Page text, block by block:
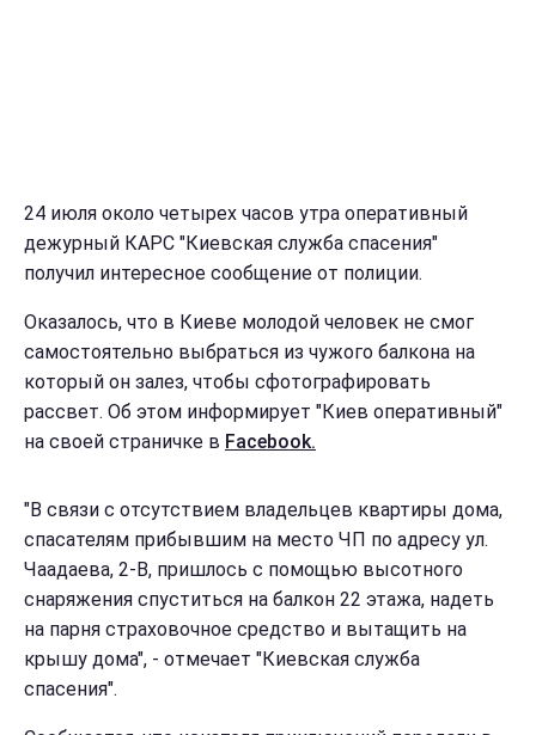
24 июля около четырех часов утра оперативный
дежурный КАРС "Киевская служба спасения"
получил интересное сообщение от полиции.
Оказалось, что в Киеве молодой человек не смог
самостоятельно выбраться из чужого балкона на
который он залез, чтобы сфотографировать
рассвет. Об этом информирует "Киев оперативный"
на своей страничке в Facebook.
"В связи с отсутствием владельцев квартиры дома,
спасателям прибывшим на место ЧП по адресу ул.
Чаадаева, 2-В, пришлось с помощью высотного
снаряжения спуститься на балкон 22 этажа, надеть
на парня страховочное средство и вытащить на
крышу дома", - отмечает "Киевская служба
спасения".